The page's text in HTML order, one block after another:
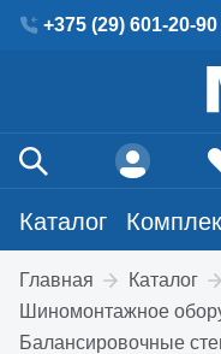
+375 (29) 601-20-90
Каталог
Главная
Каталог
Шиномонтажное
Балансировочные